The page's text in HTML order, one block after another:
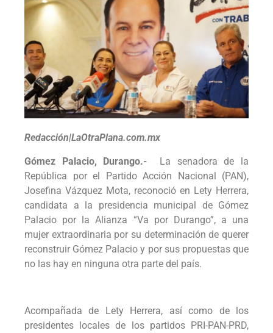
Redacción|LaOtraPlana.com.mx
Gómez Palacio, Durango.-
La senadora de la
República por el Partido Acción Nacional (PAN),
Josefina Vázquez Mota, reconoció en Lety Herrera,
candidata a la presidencia municipal de Gómez
Palacio por la Alianza “Va por Durango”, a una
mujer extraordinaria por su determinación de querer
reconstruir Gómez Palacio y por sus propuestas que
no las hay en ninguna otra parte del país.
Acompañada de Lety Herrera, así como de los
presidentes locales de los partidos PRI-PAN-PRD,